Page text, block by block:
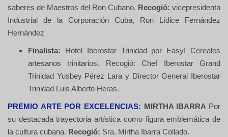
saberes de Maestros del Ron Cubano. Recogió: vicepresidenta
Industrial de la Corporación Cuba, Ron Lídice Fernández
Hernández
Finalista:
Hotel Iberostar Trinidad por Easy! Cereales
artesanos trinitarios. Recogió: Chef Iberostar Grand
Trinidad Yusbey Pérez Lara y Director General Iberostar
Trinidad Luis Alberto Heras.
PREMIO ARTE POR EXCELENCIAS: MIRTHA IBARRA Por
su destacada trayectoria artística como figura emblemática de
la cultura cubana. Recogió: Sra. Mirtha Ibarra Collado.